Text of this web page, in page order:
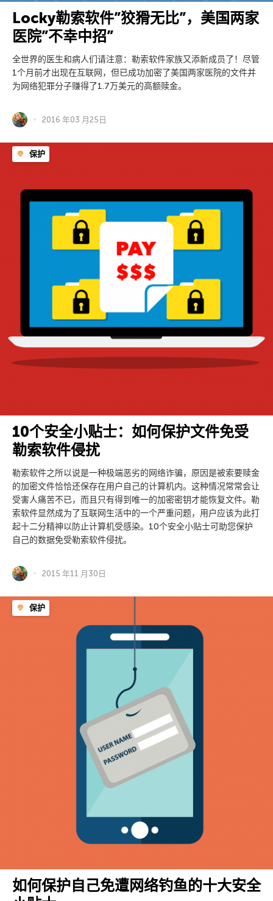
Locky勒索软件”狡猾无比”，美国两家
医院”不幸中招”
全世界的医生和病人们请注意：勒索软件家族又添新成员了！尽管
1个月前才出现在互联网，但已成功加密了美国两家医院的文件并
为网络犯罪分子赚得了1.7万美元的高额赎金。
2016 年03 月25日
保护
10个安全小贴士：如何保护文件免受
勒索软件侵扰
勒索软件之所以说是一种极端恶劣的网络诈骗，原因是被索要赎金
的加密文件恰恰还保存在用户自己的计算机内。这种情况常常会让
受害人痛苦不已，而且只有得到唯一的加密密钥才能恢复文件。勒
索软件显然成为了互联网生活中的一个严重问题，用户应该为此打
起十二分精神以防止计算机受感染。10个安全小贴士可助您保护
自己的数据免受勒索软件侵扰。
2015 年11 月30日
保护
如何保护自己免遭网络钓鱼的十大安全